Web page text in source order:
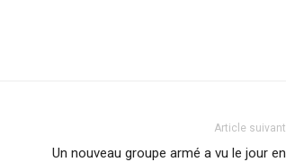
Article suivant
Un nouveau groupe armé a vu le jour en